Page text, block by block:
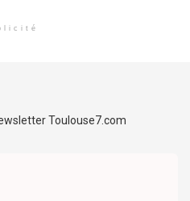
Toulouse7.com